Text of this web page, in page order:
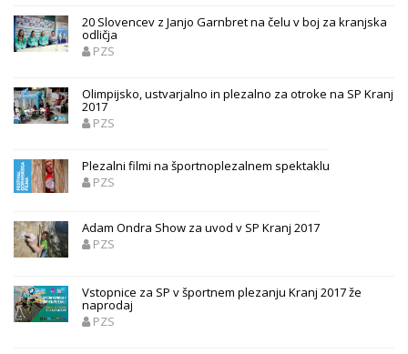
20 Slovencev z Janjo Garnbret na čelu v boj za kranjska
odličja
PZS
Olimpijsko, ustvarjalno in plezalno za otroke na SP Kranj
2017
PZS
Plezalni filmi na športnoplezalnem spektaklu
PZS
Adam Ondra Show za uvod v SP Kranj 2017
PZS
Vstopnice za SP v športnem plezanju Kranj 2017 že
naprodaj
PZS